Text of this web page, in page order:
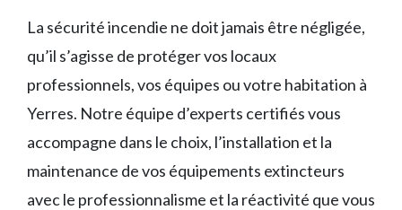
La sécurité incendie ne doit jamais être négligée,
qu’il s’agisse de protéger vos locaux
professionnels, vos équipes ou votre habitation à
Yerres. Notre équipe d’experts certifiés vous
accompagne dans le choix, l’installation et la
maintenance de vos équipements extincteurs
avec le professionnalisme et la réactivité que vous